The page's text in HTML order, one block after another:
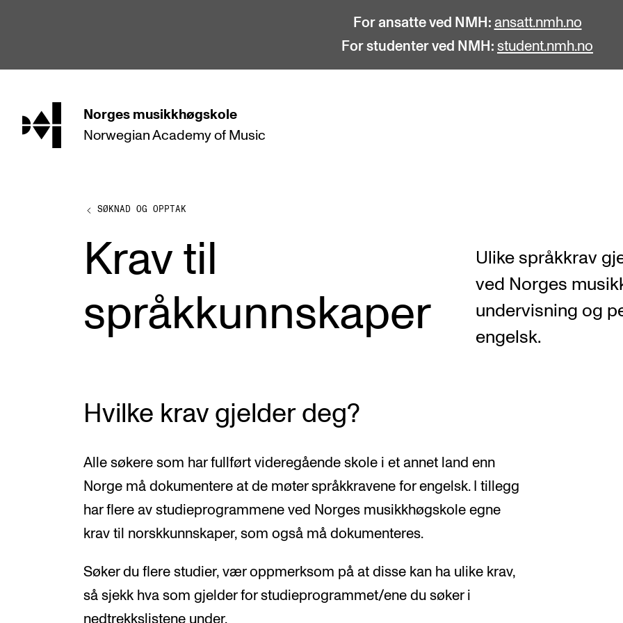
For ansatte ved NMH: ansatt.nmh.no
For studenter ved NMH: student.nmh.no
hjem Norges musikkhøgskole
Norwegian Academy of Music
STUDIER
Bachelor
Doktorgrad
Etterutdanning og kurs
Talentutvikling
Studentutvalet SUT (student.nmh.no)
INTERNASJONALT
Internasjonal strategi
Samarbeidsprosjekter
Nettverk
AKTUELT
Nyheter og historier
Ledige stillinger
SØKNAD OG OPPTAK
Krav til
språkkunnskaper
Ulike språkkrav
ved Norges
undervisning og
engelsk.
Hvilke krav gjelder deg?
Alle søkere som har fullført videregående skole i et annet land enn
Norge må dokumentere at de møter språkkravene for engelsk. I tillegg
har flere av studieprogrammene ved Norges musikkhøgskole egne
krav til norskkunnskaper, som også må dokumenteres.
Søker du flere studier, vær oppmerksom på at disse kan ha ulike krav,
så sjekk hva som gjelder for studieprogrammet/ene du søker i
nedtrekkslistene under.